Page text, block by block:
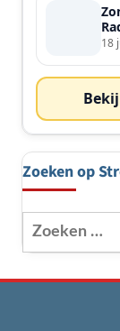
18
Zoeken op
Zoeken
naar: